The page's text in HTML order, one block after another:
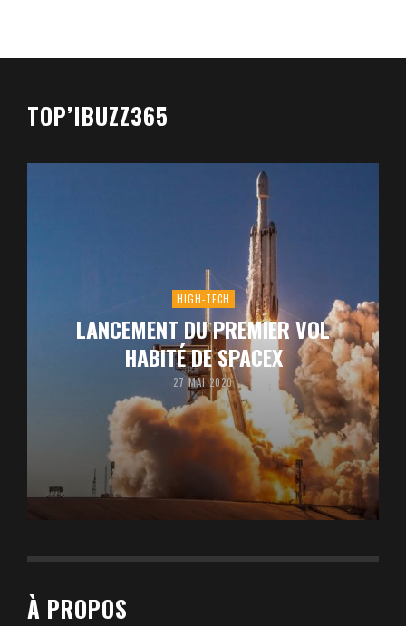
TOP’IBUZZ365
HIGH-TECH
LANCEMENT DU PREMIER VOL
HABITÉ DE SPACEX
27 MAI 2020
À PROPOS